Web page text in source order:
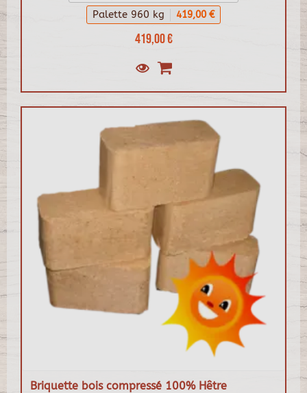
419,00 €
Palette 960 kg 419,00 €
Briquette bois compressé 100% Hêtre